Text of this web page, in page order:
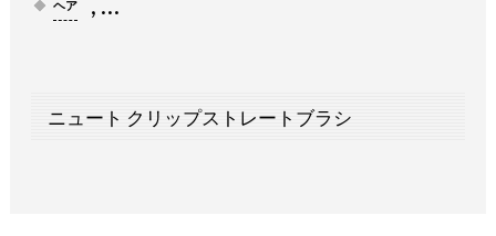
ヘア
ニュート クリップストレートブラシ